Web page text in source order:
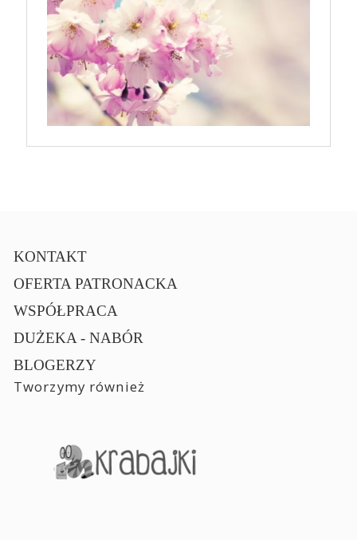
KONTAKT
OFERTA PATRONACKA
WSPÓŁPRACA
DUŻEKA - NABÓR
BLOGERZY
Tworzymy również